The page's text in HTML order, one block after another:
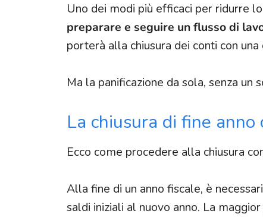
Uno dei modi più efficaci per ridurre
preparare e seguire un flusso di
porterà alla chiusura dei conti con
Ma la panificazione da sola, senza
La chiusura di fine
Ecco come procedere alla chiusura
Alla fine di un anno fiscale, è
saldi iniziali al nuovo anno. La